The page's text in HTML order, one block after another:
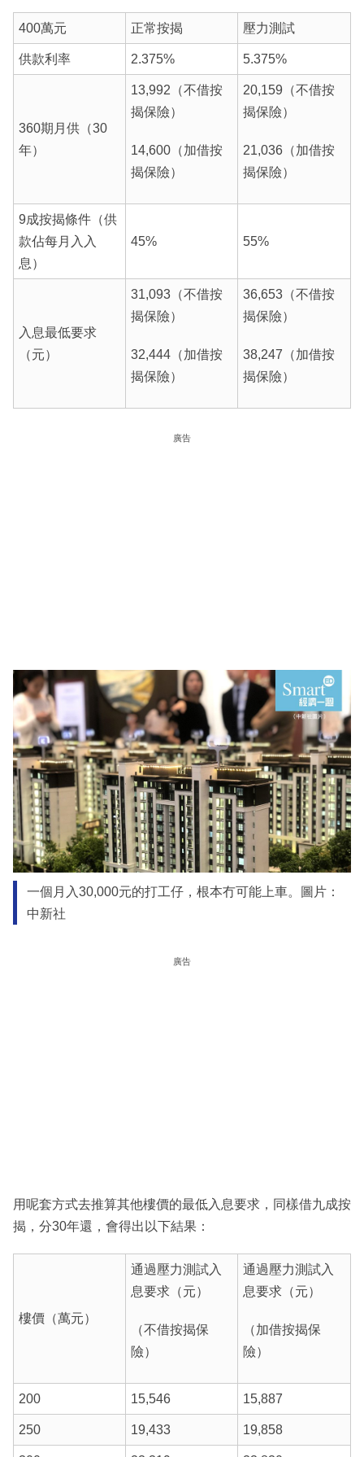
400萬元 正常按揭 壓力測試
供款利率 2.375% 5.375%
360期月供（30
年）
13,992（不借按
揭保險）
14,600（加借按
揭保險）
20,159（不借按
揭保險）
21,036（加借按
揭保險）
9成按揭條件（供
款佔每月入入
息）
45% 55%
入息最低要求
（元）
31,093（不借按
揭保險）
32,444（加借按
揭保險）
36,653（不借按
揭保險）
38,247（加借按
揭保險）
廣告
一個月入30,000元的打工仔，根本冇可能上車。圖片：
中新社
廣告
用呢套方式去推算其他樓價的最低入息要求，同樣借九成按
揭，分30年還，會得出以下結果：
樓價（萬元）
通過壓力測試入
息要求（元）
（不借按揭保
險）
通過壓力測試入
息要求（元）
（加借按揭保
險）
200 15,546 15,887
250 19,433 19,858